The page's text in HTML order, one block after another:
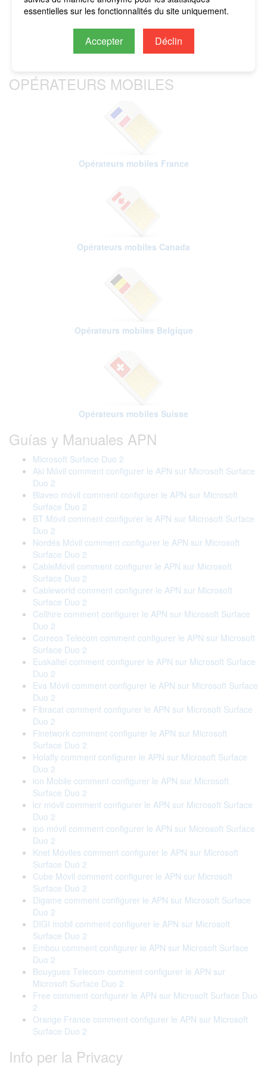
essentielles sur les fonctionnalités du site uniquement.
Accepter Déclin
imputés sur le crédit restant.
OPÉRATEURS MOBILES
Opérateurs mobiles France
Opérateurs mobiles Canada
Opérateurs mobiles Belgique
Opérateurs mobiles Suisse
Guías y Manuales APN
Microsoft Surface Duo 2
Aki Móvil comment configurer le APN sur Microsoft Surface
Duo 2
Blaveo móvil comment configurer le APN sur Microsoft
Surface Duo 2
BT Móvil comment configurer le APN sur Microsoft Surface
Duo 2
Nordés Móvil comment configurer le APN sur Microsoft
Surface Duo 2
CableMóvil comment configurer le APN sur Microsoft
Surface Duo 2
Cableworld comment configurer le APN sur Microsoft
Surface Duo 2
Cellhire comment configurer le APN sur Microsoft Surface
Duo 2
Correos Telecom comment configurer le APN sur Microsoft
Surface Duo 2
Euskaltel comment configurer le APN sur Microsoft Surface
Duo 2
Eva Móvil comment configurer le APN sur Microsoft Surface
Duo 2
Fibracat comment configurer le APN sur Microsoft Surface
Duo 2
Finetwork comment configurer le APN sur Microsoft
Surface Duo 2
Holafly comment configurer le APN sur Microsoft Surface
Duo 2
ion Mobile comment configurer le APN sur Microsoft
Surface Duo 2
lcr móvil comment configurer le APN sur Microsoft Surface
Duo 2
ipo móvil comment configurer le APN sur Microsoft Surface
Duo 2
Knet Móviles comment configurer le APN sur Microsoft
Surface Duo 2
Cube Móvil comment configurer le APN sur Microsoft
Surface Duo 2
Digame comment configurer le APN sur Microsoft Surface
Duo 2
DIGI mobil comment configurer le APN sur Microsoft
Surface Duo 2
Embou comment configurer le APN sur Microsoft Surface
Duo 2
Bouygues Telecom comment configurer le APN sur
Microsoft Surface Duo 2
Free comment configurer le APN sur Microsoft Surface Duo
2
Orange France comment configurer le APN sur Microsoft
Surface Duo 2
Info per la Privacy